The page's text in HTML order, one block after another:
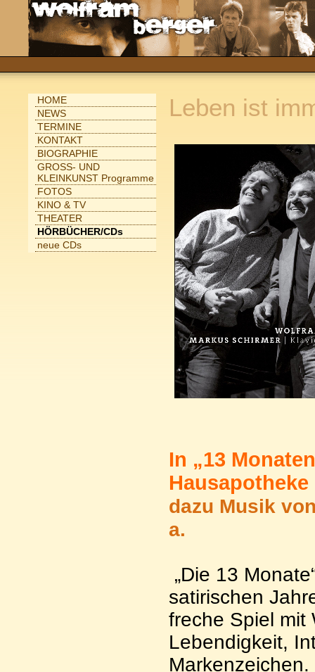
HOME
NEWS
TERMINE
KONTAKT
BIOGRAPHIE
GROSS- UND
KLEINKUNST Programme
FOTOS
KINO & TV
THEATER
HÖRBÜCHER/CDs
neue CDs
Leben ist
In „13
Hausapotheke
dazu Musik
a.
„Die 13
satirischen
freche Spiel mit
Lebendigkeit,